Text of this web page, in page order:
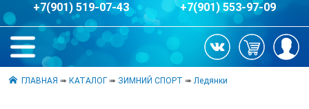
+7(901) 519-07-43 +7(901) 553-97-09
ГЛАВНАЯ ➠КАТАЛОГ ➠ ЗИМНИЙ СПОРТ ➠ Ледянки